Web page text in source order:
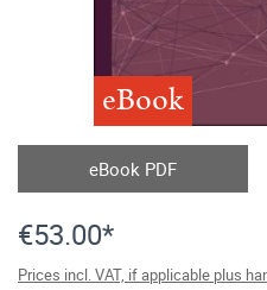
eBook
eBook PDF
€53.00*
Prices incl. VAT, if applicable plus